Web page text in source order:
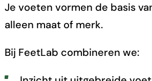
Je voeten vormen de basis
alleen maat of merk.
Bij FeetLab combineren we: